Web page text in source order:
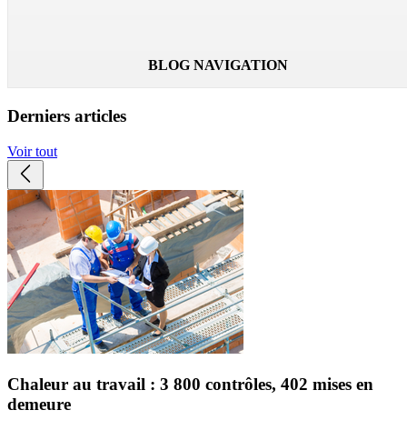
BLOG NAVIGATION
Derniers articles
Voir tout
Chaleur au travail : 3 800 contrôles, 402 mises en
demeure